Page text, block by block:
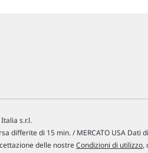
s.r.l.
differite di 15 min. / MERCATO USA
delle nostreCondizioni di utilizzo,